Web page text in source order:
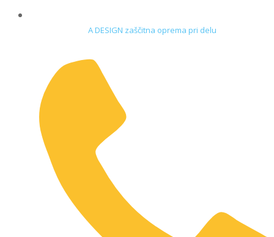
A DESIGN zaščitna oprema pri delu